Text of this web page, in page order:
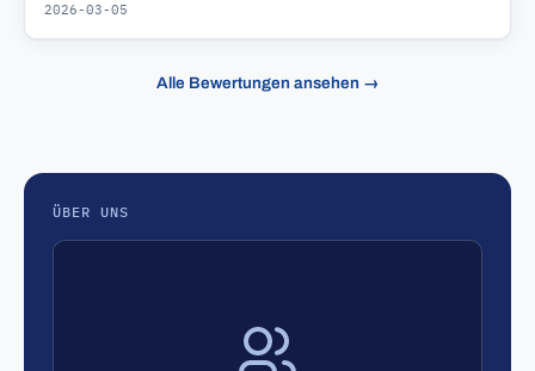
2026-03-05
Alle Bewertungen ansehen →
ÜBER UNS